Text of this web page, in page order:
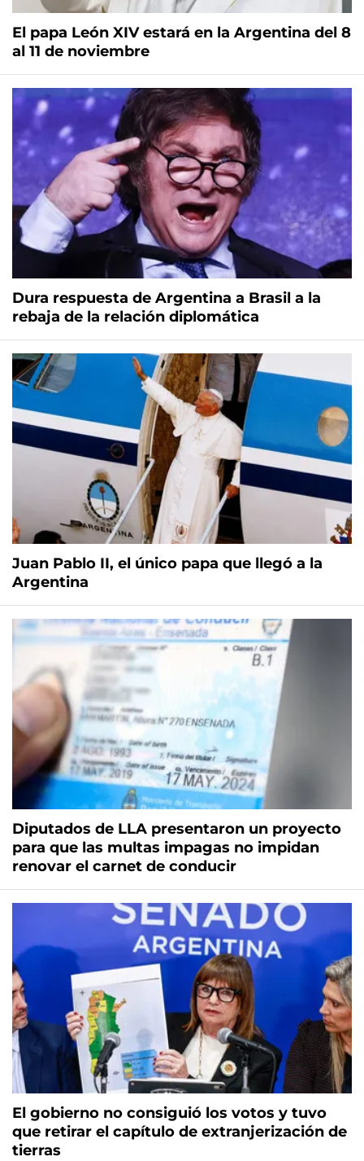
El papa León XIV estará en la Argentina del 8
al 11 de noviembre
Dura respuesta de Argentina a Brasil a la
rebaja de la relación diplomática
Juan Pablo II, el único papa que llegó a la
Argentina
Diputados de LLA presentaron un proyecto
para que las multas impagas no impidan
renovar el carnet de conducir
El gobierno no consiguió los votos y tuvo
que retirar el capítulo de extranjerización de
tierras